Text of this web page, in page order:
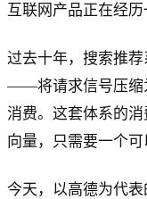
互联网产品正在经历
过去十年，搜索推
——将请求信号压缩
消费。这套体系的
向量，只需要一个可
今天，以高德为代